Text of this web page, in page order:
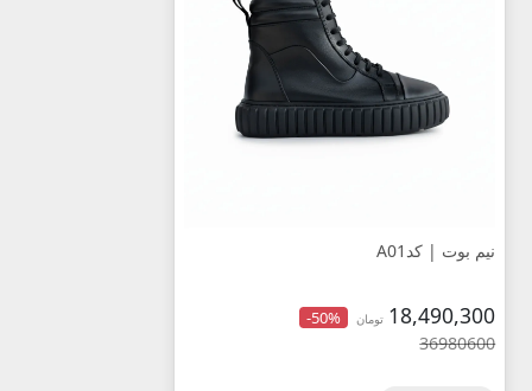
نیم بوت | کدA01
18,490,300 تومان -50%
36980600